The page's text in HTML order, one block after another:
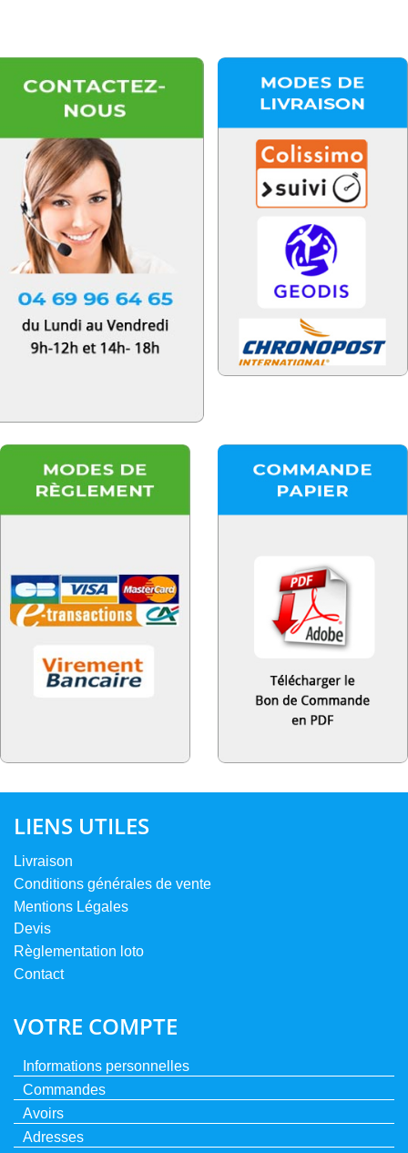
LIENS UTILES
Livraison
Conditions générales de vente
Mentions Légales
Devis
Règlementation loto
Contact
VOTRE COMPTE
Informations personnelles
Commandes
Avoirs
Adresses